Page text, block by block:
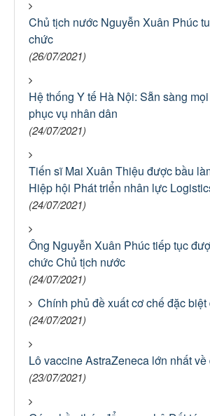
Chủ tịch nước Nguyễn Xuân Phúc
chức
(26/07/2021)
Hệ thống Y tế Hà Nội: Sẵn sàng
phục vụ nhân dân
(24/07/2021)
Tiến sĩ Mai Xuân Thiệu được bầu
Hiệp hội Phát triển nhân lực
(24/07/2021)
Ông Nguyễn Xuân Phúc tiếp tục
chức Chủ tịch nước
(24/07/2021)
Chính phủ đề xuất cơ chế đặc
(24/07/2021)
Lô vaccine AstraZeneca lớn nhất
(23/07/2021)